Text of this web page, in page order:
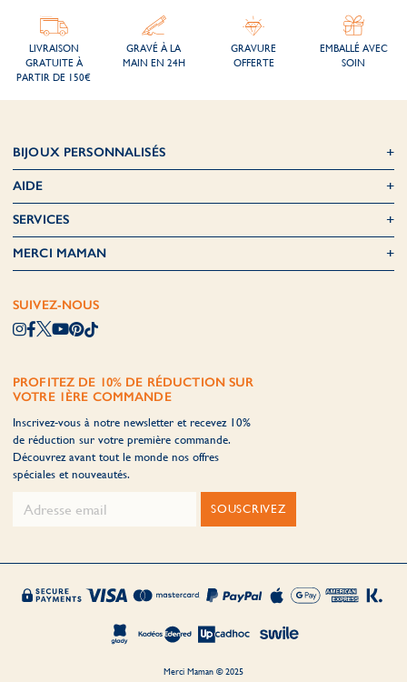
LIVRAISON
GRATUITE À
PARTIR DE 150€
GRAVÉ À LA
MAIN EN 24H
GRAVURE
OFFERTE
EMBALLÉ AVEC
SOIN
BIJOUX PERSONNALISÉS
AIDE
SERVICES
MERCI MAMAN
SUIVEZ-NOUS
PROFITEZ DE 10% DE RÉDUCTION SUR
VOTRE 1ÈRE COMMANDE
Inscrivez-vous à notre newsletter et recevez 10%
de réduction sur votre première commande.
Découvrez avant tout le monde nos offres
spéciales et nouveautés.
SOUSCRIVEZ
Merci Maman © 2025